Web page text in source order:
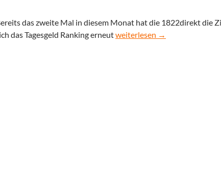
das zweite Mal in diesem Monat hat die 1822direkt die
das Tagesgeld Ranking erneutVeränderungen im
weiterlesen →